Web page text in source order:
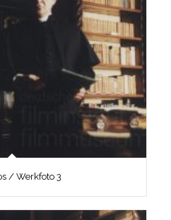
/ Werkfoto 3